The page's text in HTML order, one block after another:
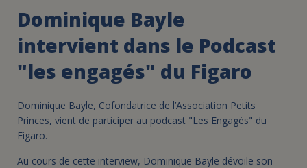
Dominique Bayle
intervient dans le Podcast
"les engagés" du Figaro
Dominique Bayle, Cofondatrice de l’Association Petits
Princes, vient de participer au podcast "Les Engagés" du
Figaro.
Au cours de cette interview, Dominique Bayle dévoile son